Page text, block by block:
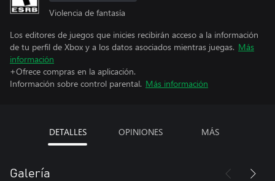
Violencia de fantasía
Los editores de juegos que inicies recibirán acceso a la información
de tu perfil de Xbox y a los datos asociados mientras juegas. Más
información
+Ofrece compras en la aplicación.
Información sobre control parental. Más información
DETALLES OPINIONES MÁS
Galería